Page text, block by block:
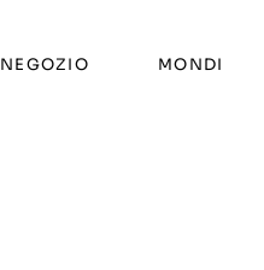
NEGOZIO MONDI